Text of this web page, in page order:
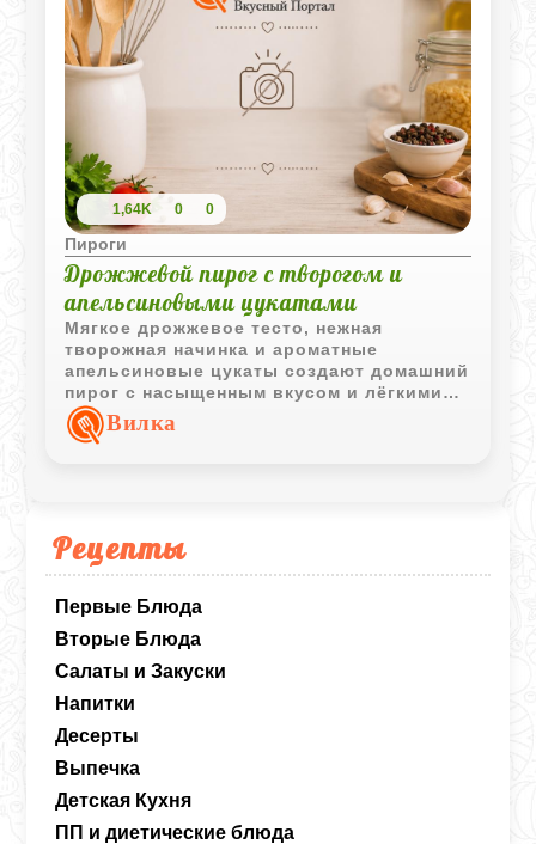
Рецепты
Первые Блюда
Вторые Блюда
Салаты и Закуски
Напитки
Десерты
Выпечка
Детская Кухня
ПП и диетические блюда
1,64K 0 0
Пироги
Дрожжевой пирог с творогом и
апельсиновыми цукатами
Мягкое дрожжевое тесто, нежная
творожная начинка и ароматные
апельсиновые цукаты создают домашний
пирог с насыщенным вкусом и лёгкими
цитрусовыми нотами. Особенно хорош
он слегка тёплым, когда корочка ещё
Вилка